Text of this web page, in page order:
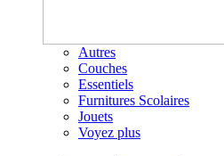
Autres
Couches
Essentiels
Furnitures Scolaires
Jouets
Voyez plus